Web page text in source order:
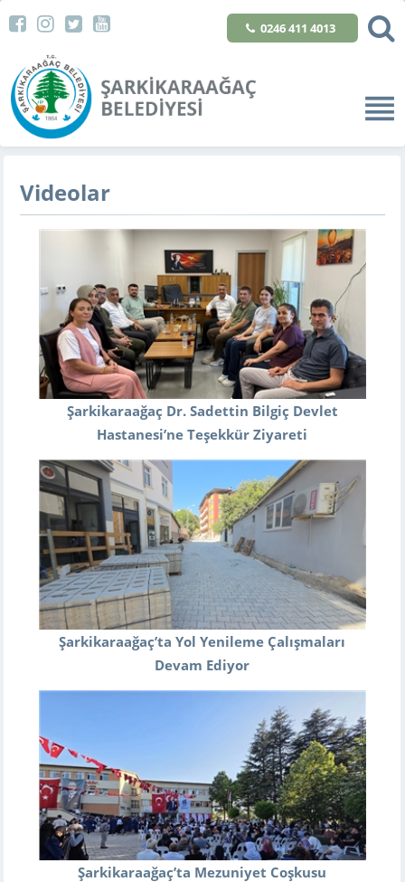
0246 411 4013
Videolar
Şarkikaraağaç Dr. Sadettin Bilgiç Devlet
Hastanesi’ne Teşekkür Ziyareti
Şarkikaraağaç’ta Yol Yenileme Çalışmaları
Devam Ediyor
Şarkikaraağaç’ta Mezuniyet Coşkusu